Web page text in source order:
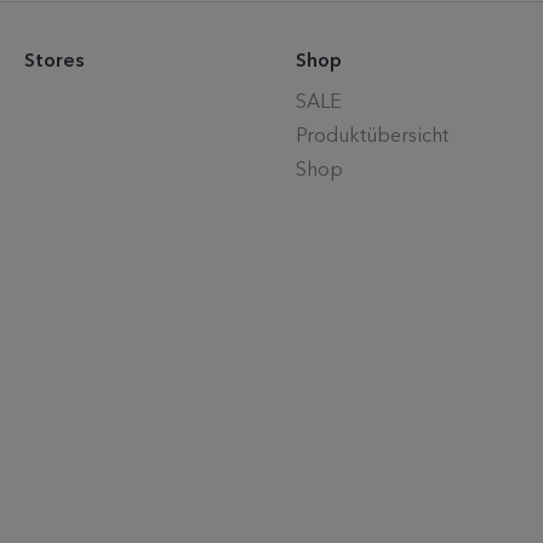
Stores Shop
SALE
Produktübersicht
Shop